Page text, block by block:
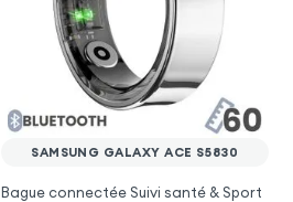
SAMSUNG GALAXY ACE S5830
Bague connectée Suivi santé & Sport